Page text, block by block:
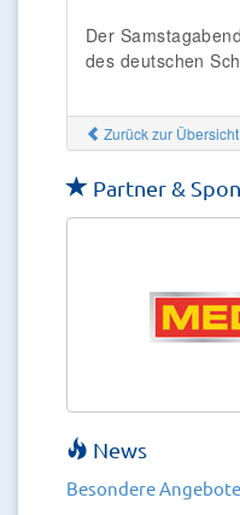
Der
des deutschen
Zurück zur Übersicht
Partner &
News
Besondere